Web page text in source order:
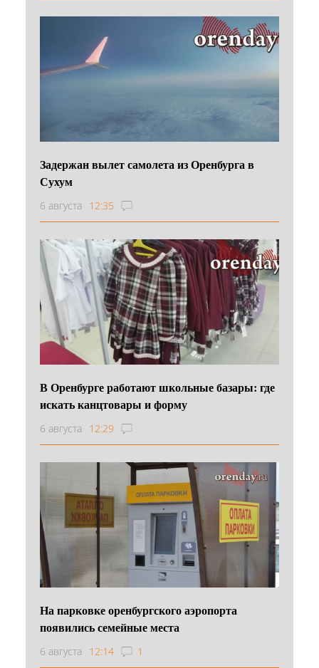
Задержан вылет самолета из Оренбурга в
Сухум
6 августа 12:35
В Оренбурге работают школьные базары: где
искать канцтовары и форму
6 августа 12:29
На парковке оренбургского аэропорта
появились семейные места
6 августа 12:14 1